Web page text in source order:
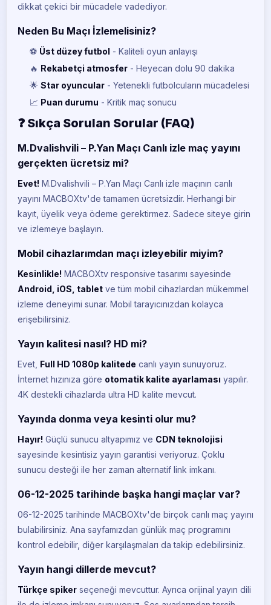
dikkat çekici bir mücadele vadediyor.
Neden Bu Maçı İzlemelisiniz?
⚽ Üst düzey futbol - Kaliteli oyun anlayışı
🔥 Rekabetçi atmosfer - Heyecan dolu 90 dakika
🌟 Star oyuncular - Yetenekli futbolcuların mücadelesi
📈 Puan durumu - Kritik maç sonucu
❓ Sıkça Sorulan Sorular (FAQ)
M.Dvalishvili – P.Yan Maçı Canlı izle maç yayını
gerçekten ücretsiz mi?
Evet! M.Dvalishvili – P.Yan Maçı Canlı izle maçının canlı
yayını MACBOXtv'de tamamen ücretsizdir. Herhangi bir
kayıt, üyelik veya ödeme gerektirmez. Sadece siteye girin
ve izlemeye başlayın.
Mobil cihazlarımdan maçı izleyebilir miyim?
Kesinlikle! MACBOXtv responsive tasarımı sayesinde
Android, iOS, tablet ve tüm mobil cihazlardan mükemmel
izleme deneyimi sunar. Mobil tarayıcınızdan kolayca
erişebilirsiniz.
Yayın kalitesi nasıl? HD mi?
Evet, Full HD 1080p kalitede canlı yayın sunuyoruz.
İnternet hızınıza göre otomatik kalite ayarlaması yapılır.
4K destekli cihazlarda ultra HD kalite mevcut.
Yayında donma veya kesinti olur mu?
Hayır! Güçlü sunucu altyapımız ve CDN teknolojisi
sayesinde kesintisiz yayın garantisi veriyoruz. Çoklu
sunucu desteği ile her zaman alternatif link imkanı.
06-12-2025 tarihinde başka hangi maçlar var?
06-12-2025 tarihinde MACBOXtv'de birçok canlı maç yayını
bulabilirsiniz. Ana sayfamızdan günlük maç programını
kontrol edebilir, diğer karşılaşmaları da takip edebilirsiniz.
Yayın hangi dillerde mevcut?
Türkçe spiker seçeneği mevcuttur. Ayrıca orijinal yayın dili